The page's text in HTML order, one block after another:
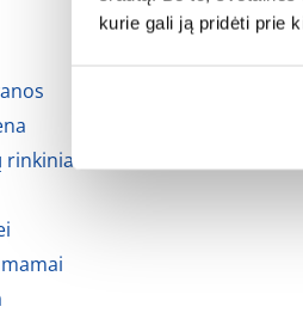
kurie gali ją pridėti prie
rinkiniai